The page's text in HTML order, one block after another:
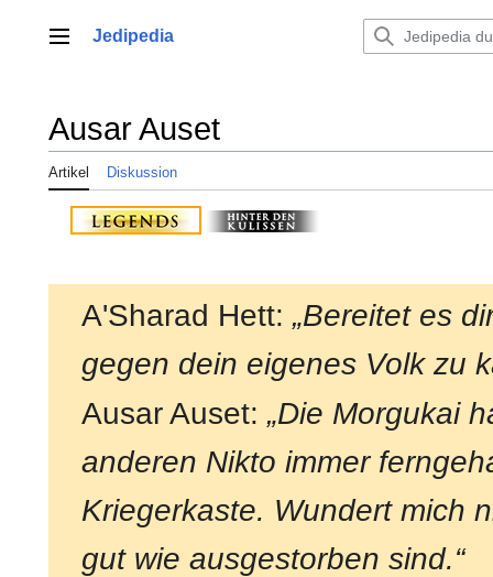
springenHauptmenü
Jedipedia
Ausar Auset
Artikel Diskussion
A'Sharad Hett:„Bereitet es
gegen dein eigenes Volk zu
Ausar Auset:„Die Morgukai
anderen Nikto immer
Kriegerkaste. Wundert mich
gut wie ausgestorben sind.“